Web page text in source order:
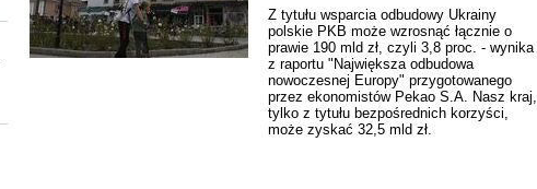
Z tytułu wsparcia odbudowy Ukrainy
polskie PKB może wzrosnąć łącznie o
prawie 190 mld zł, czyli 3,8 proc. - wynika
z raportu "Największa odbudowa
nowoczesnej Europy" przygotowanego
przez ekonomistów Pekao S.A. Nasz kraj,
tylko z tytułu bezpośrednich korzyści,
może zyskać 32,5 mld zł.